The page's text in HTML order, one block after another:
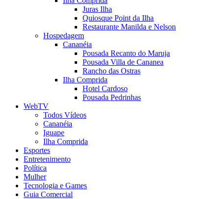
Juras Ilha
Quiosque Point da Ilha
Restaurante Manilda e Nelson
Hospedagem
Cananéia
Pousada Recanto do Maruja
Pousada Villa de Cananea
Rancho das Ostras
Ilha Comprida
Hotel Cardoso
Pousada Pedrinhas
WebTV
Todos Vídeos
Cananéia
Iguape
Ilha Comprida
Esportes
Entretenimento
Política
Mulher
Tecnologia e Games
Guia Comercial